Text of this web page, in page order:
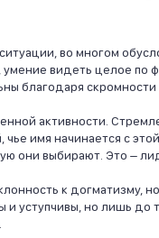
во многом
видеть целое по
благодаря скромности
активности.
имя начинается с
они выбирают. Это –
к догматизму,
уступчивы, но лишь до